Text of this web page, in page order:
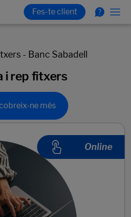
- Banc Sabadell
i rep fitxers
ne més
Online